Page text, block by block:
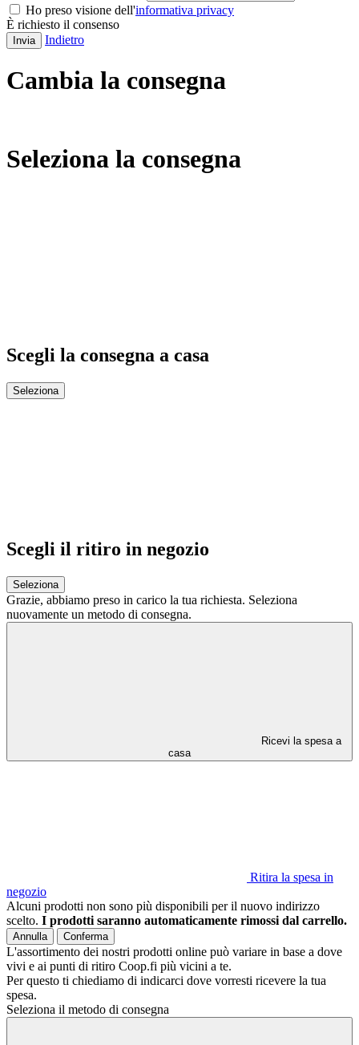
Ho preso visione dell'informativa privacy
È richiesto il consenso
Invia Indietro
Cambia la consegna
Seleziona la consegna
Scegli la consegna a casa
Seleziona
Scegli il ritiro in negozio
Seleziona
Grazie, abbiamo preso in carico la tua richiesta. Seleziona
nuovamente un metodo di consegna.
Ricevi la spesa a
casa
Ritira la spesa in
negozio
Alcuni prodotti non sono più disponibili per il nuovo indirizzo
scelto. I prodotti saranno automaticamente rimossi dal carrello.
Annulla Conferma
L'assortimento dei nostri prodotti online può variare in base a dove
vivi e ai punti di ritiro Coop.fi più vicini a te.
Per questo ti chiediamo di indicarci dove vorresti ricevere la tua
spesa.
Seleziona il metodo di consegna